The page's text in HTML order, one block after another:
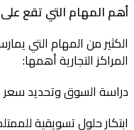
أهم المهام التي تقع على
الكثير من المهام التي
المراكز التجارية أهمها:
دراسة السوق وتحديد سعر
ابتكار حلول تسويقية